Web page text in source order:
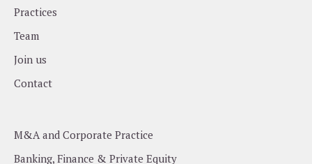
Practices
Team
Join us
Contact
M&A and Corporate Practice
Banking, Finance & Private Equity